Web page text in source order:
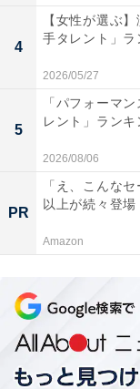
第2位：セーラ
『セーラー服を
した。
この曲は、80年
「おニャン子ク
これが大ヒット
躍脚光を浴びるこ
のような理由が集
「すごく頭に残る
4
【女性が選ぶ
手タレント」ラ
2026/05/27
5
「パフォーマ
レント」ランキ
2026/08/06
PR
「え、こんな
以上が続々登
Amazon